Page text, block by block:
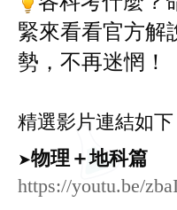
緊來看看官方解
勢，不再迷惘！
精選影片連結如下
➤物理＋地科篇
https://youtu.be/